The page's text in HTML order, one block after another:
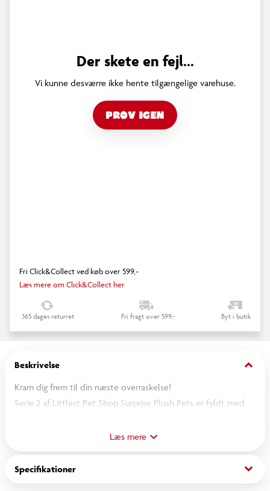
Der skete en fejl...
Vi kunne desværre ikke hente tilgængelige varehuse.
PRØV IGEN
Fri Click&Collect ved køb over 599,-
Læs mere om Click&Collect her
365 dages returret Fri fragt over 599,- Byt i butik
Beskrivelse keyboard_arrow_down
Kram dig frem til din næste overraskelse!
Serie 2 af Littlest Pet Shop Surprise Plush Pets er fyldt med
øjne, bløde teksturer og masser af kramme-kvalitet.
De søde bamser er skjult i en farverig, stabelbar kapsel –
perfekt til gaver, samling eller byt med dine venner!
Læs mere
Specifikationer keyboard_arrow_down